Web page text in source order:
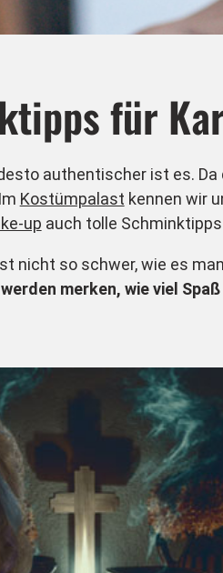
für
authentischer ist es.
Kostümpalast kennen wir
up auch tolle
nicht so schwer, wie es
werden merken, wie viel